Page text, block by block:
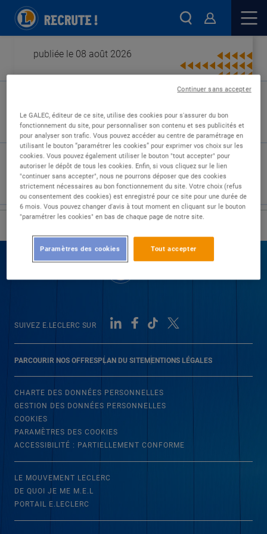
publiée le 08 août 2026
Type de contrat :
Expérience :
Études :
PARCOURIR NOS OFFRESPLAN DU SITEMENTIONS LÉGALES
SUIVEZ E.LECLERC SUR
CHARTE DES DONNÉES PERSONNELLES
GESTION DES DONNÉES PERSONNELLES
COOKIES
PARAMÈTRES DES COOKIES
ACCESSIBILITÉ : PARTIELLEMENT CONFORME
LE MOUVEMENT LECLERC
DE QUOI JE ME M.E.L
PORTAIL E.LECLERC
Le GALEC, éditeur de ce site, utilise des cookies pour s'assurer du bon
fonctionnement du site, pour personnaliser son contenu et ses publicités et
pour analyser son trafic. Vous pouvez accéder au centre de paramétrage en
utilisant le bouton “paramétrer les cookies” pour exprimer vos choix sur les
cookies. Vous pouvez également utiliser le bouton "tout accepter" pour
autoriser le dépôt de tous les cookies. Enfin, si vous cliquez sur le lien
"continuer sans accepter", nous ne pourrons déposer que des cookies
strictement nécessaires au bon fonctionnement du site. Votre choix (refus
ou consentement des cookies) est enregistré pour ce site pour une durée de
6 mois. Vous pouvez changer d'avis à tout moment en cliquant sur le bouton
"paramétrer les cookies" en bas de chaque page de notre site.
Tout accepter
Paramètres des cookies
Continuer sans accepter